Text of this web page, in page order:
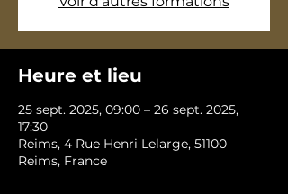
Heure et lieu
25 sept. 2025, 09:00 – 26 sept. 2025,
17:30
Reims, 4 Rue Henri Lelarge, 51100
Reims, France